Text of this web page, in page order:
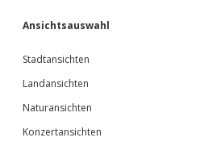
Ansichtsauswahl
Stadtansichten
Landansichten
Naturansichten
Konzertansichten